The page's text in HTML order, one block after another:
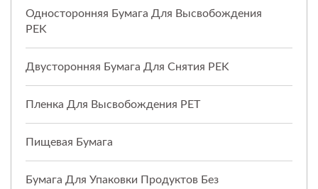
Односторонняя Бумага Для Высвобождения
PEK
Двусторонняя Бумага Для Снятия PEK
Пленка Для Высвобождения PET
Пищевая Бумага
Бумага Для Упаковки Продуктов Без